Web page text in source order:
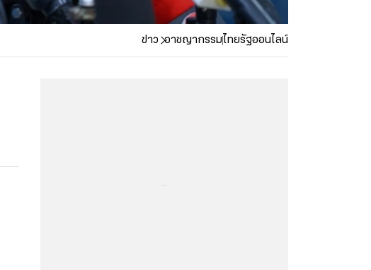
ข่าว อาชญากรรมไทยรัฐออนไลน์